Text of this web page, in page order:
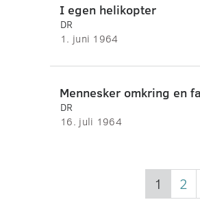
I egen helikopter
DR
1. juni 1964
Mennesker omkring en
DR
16. juli 1964
1 2